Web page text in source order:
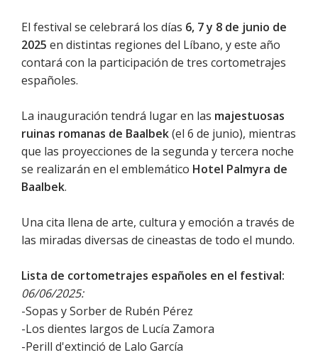
El festival se celebrará los días 6, 7 y 8 de junio de
2025 en distintas regiones del Líbano, y este año
contará con la participación de tres cortometrajes
españoles.
La inauguración tendrá lugar en las majestuosas
ruinas romanas de Baalbek(el 6 de junio), mientras
que las proyecciones de la segunda y tercera noche
se realizarán en el emblemático Hotel Palmyra de
Baalbek.
Una cita llena de arte, cultura y emoción a través de
las miradas diversas de cineastas de todo el mundo.
Lista de cortometrajes españoles en el festival:
06/06/2025:
-Sopas y Sorber de Rubén Pérez
-Los dientes largos de Lucía Zamora
-Perill d'extinció de Lalo García